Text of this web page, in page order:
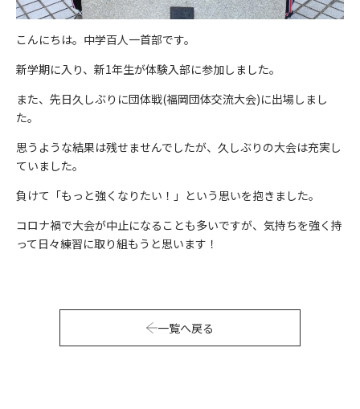
こんにちは。中学百人一首部です。
新学期に入り、新1年生が体験入部に参加しました。
また、先日久しぶりに団体戦(福岡団体交流大会)に出場しまし
た。
思うような結果は残せませんでしたが、久しぶりの大会は充実し
ていました。
負けて「もっと強くなりたい！」という思いを抱きました。
コロナ禍で大会が中止になることも多いですが、気持ちを強く持
って日々練習に取り組もうと思います！
一覧へ戻る